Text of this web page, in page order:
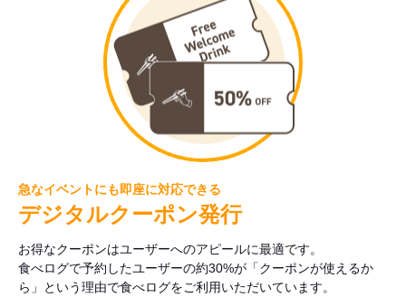
急なイベントにも即座に対応できる
デジタルクーポン発行
お得なクーポンはユーザーへのアピールに最適です。
食べログで予約したユーザーの約30%が「クーポンが使えるか
ら」という理由で食べログをご利用いただいています。